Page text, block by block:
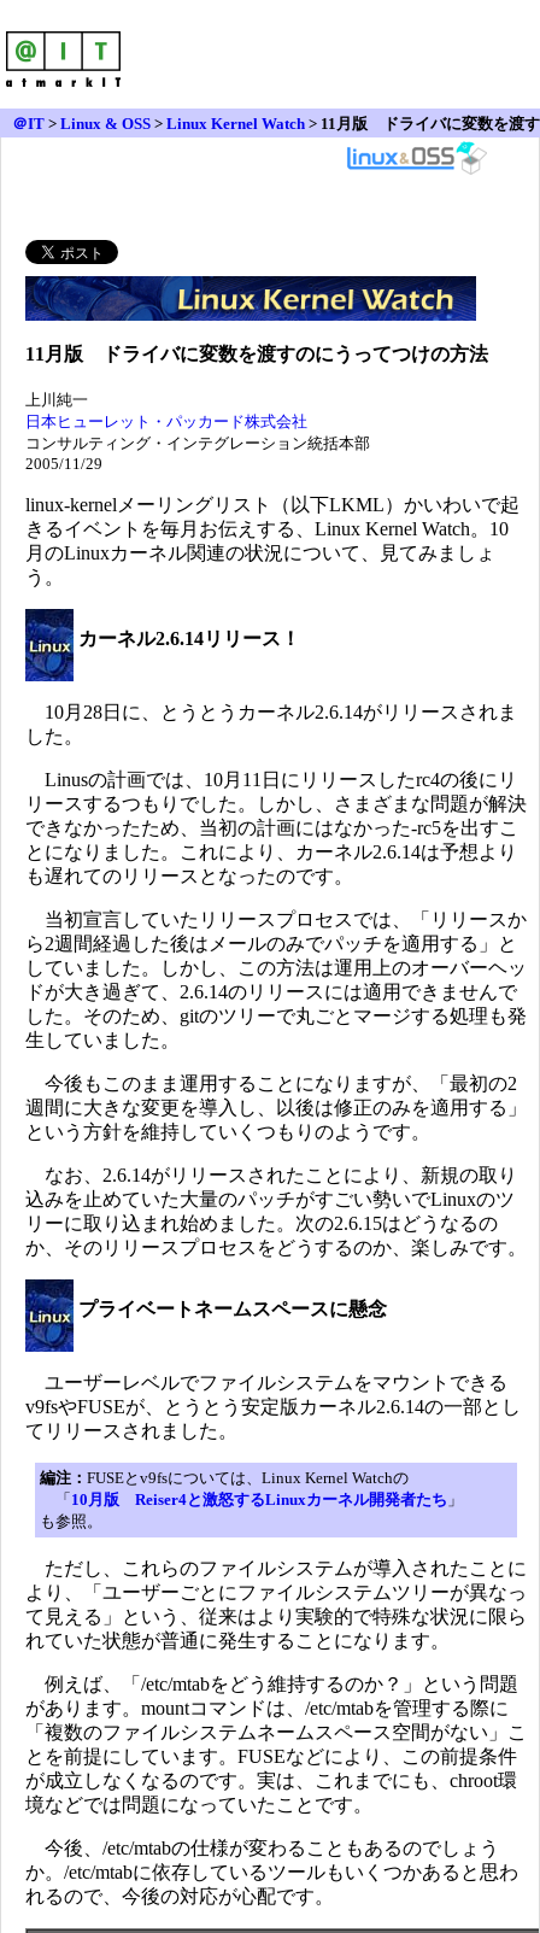
＠IT > Linux & OSS > Linux Kernel Watch > 11月版 ドライバに変数を渡す
11月版 ドライバに変数を渡すのにうってつけの方法
上川純一
日本ヒューレット・パッカード株式会社
コンサルティング・インテグレーション統括本部
2005/11/29
linux-kernelメーリングリスト（以下LKML）かいわいで起
きるイベントを毎月お伝えする、Linux Kernel Watch。10
月のLinuxカーネル関連の状況について、見てみましょ
う。
カーネル2.6.14リリース！
10月28日に、とうとうカーネル2.6.14がリリースされま
した。
Linusの計画では、10月11日にリリースしたrc4の後にリ
リースするつもりでした。しかし、さまざまな問題が解決
できなかったため、当初の計画にはなかった-rc5を出すこ
とになりました。これにより、カーネル2.6.14は予想より
も遅れてのリリースとなったのです。
当初宣言していたリリースプロセスでは、「リリースか
ら2週間経過した後はメールのみでパッチを適用する」と
していました。しかし、この方法は運用上のオーバーヘッ
ドが大き過ぎて、2.6.14のリリースには適用できませんで
した。そのため、gitのツリーで丸ごとマージする処理も発
生していました。
今後もこのまま運用することになりますが、「最初の2
週間に大きな変更を導入し、以後は修正のみを適用する」
という方針を維持していくつもりのようです。
なお、2.6.14がリリースされたことにより、新規の取り
込みを止めていた大量のパッチがすごい勢いでLinuxのツ
リーに取り込まれ始めました。次の2.6.15はどうなるの
か、そのリリースプロセスをどうするのか、楽しみです。
プライベートネームスペースに懸念
ユーザーレベルでファイルシステムをマウントできる
v9fsやFUSEが、とうとう安定版カーネル2.6.14の一部とし
てリリースされました。
編注： FUSEとv9fsについては、Linux Kernel Watchの
「 10月版 Reiser4と激怒するLinuxカーネル開発者たち 」
も参照。
ただし、これらのファイルシステムが導入されたことに
より、「ユーザーごとにファイルシステムツリーが異なっ
て見える」という、従来はより実験的で特殊な状況に限ら
れていた状態が普通に発生することになります。
例えば、「/etc/mtabをどう維持するのか？」という問題
があります。mountコマンドは、/etc/mtabを管理する際に
「複数のファイルシステムネームスペース空間がない」こ
とを前提にしています。FUSEなどにより、この前提条件
が成立しなくなるのです。実は、これまでにも、chroot環
境などでは問題になっていたことです。
今後、/etc/mtabの仕様が変わることもあるのでしょう
か。/etc/mtabに依存しているツールもいくつかあると思わ
れるので、今後の対応が心配です。